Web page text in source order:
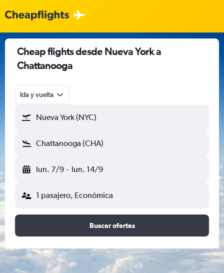
Cheap flights desde Nueva York a
Chattanooga
Ida y vuelta
Nueva York (NYC)
Chattanooga (CHA)
lun. 7/9 - lun. 14/9
1 pasajero, Económica
Buscar ofertas